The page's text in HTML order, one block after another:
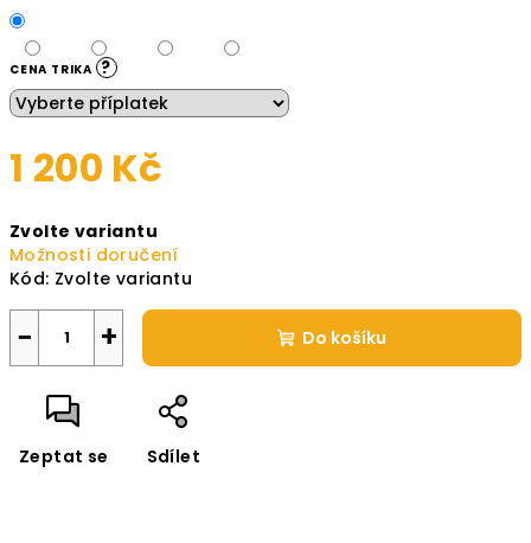
CENA TRIKA ?
1 200 Kč
cena:
Zvolte variantu
Možnosti doručení
Kód: Zvolte variantu
+
− Do košíku
Zeptat se Sdílet